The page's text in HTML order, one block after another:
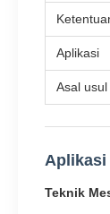
Aplikasi
Asal usul
Aplikasi
Teknik